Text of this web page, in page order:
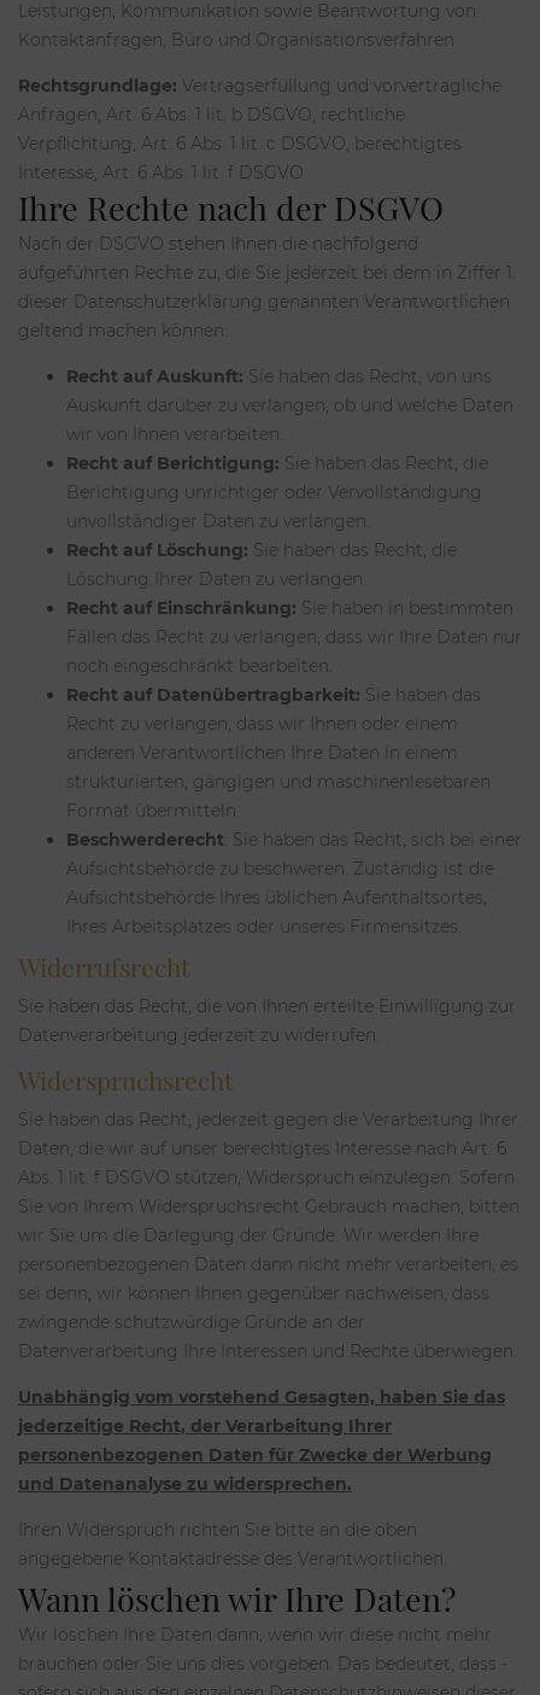
Leistungen, Kommunikation sowie Beantwortung von
Kontaktanfragen, Büro und Organisationsverfahren
Rechtsgrundlage: Vertragserfüllung und vorvertragliche
Anfragen, Art. 6 Abs. 1 lit. b DSGVO, rechtliche
Verpflichtung, Art. 6 Abs. 1 lit. c DSGVO, berechtigtes
Interesse, Art. 6 Abs. 1 lit. f DSGVO
Ihre Rechte nach der DSGVO
Nach der DSGVO stehen Ihnen die nachfolgend
aufgeführten Rechte zu, die Sie jederzeit bei dem in Ziffer 1.
dieser Datenschutzerklärung genannten Verantwortlichen
geltend machen können:
Recht auf Auskunft: Sie haben das Recht, von uns
Auskunft darüber zu verlangen, ob und welche Daten
wir von Ihnen verarbeiten.
Recht auf Berichtigung: Sie haben das Recht, die
Berichtigung unrichtiger oder Vervollständigung
unvollständiger Daten zu verlangen.
Recht auf Löschung: Sie haben das Recht, die
Löschung Ihrer Daten zu verlangen.
Recht auf Einschränkung: Sie haben in bestimmten
Fällen das Recht zu verlangen, dass wir Ihre Daten nur
noch eingeschränkt bearbeiten.
Recht auf Datenübertragbarkeit: Sie haben das
Recht zu verlangen, dass wir Ihnen oder einem
anderen Verantwortlichen Ihre Daten in einem
strukturierten, gängigen und maschinenlesebaren
Format übermitteln.
Beschwerderecht: Sie haben das Recht, sich bei einer
Aufsichtsbehörde zu beschweren. Zuständig ist die
Aufsichtsbehörde Ihres üblichen Aufenthaltsortes,
Ihres Arbeitsplatzes oder unseres Firmensitzes.
Widerrufsrecht
Sie haben das Recht, die von Ihnen erteilte Einwilligung zur
Datenverarbeitung jederzeit zu widerrufen.
Widerspruchsrecht
Sie haben das Recht, jederzeit gegen die Verarbeitung Ihrer
Daten, die wir auf unser berechtigtes Interesse nach Art. 6
Abs. 1 lit. f DSGVO stützen, Widerspruch einzulegen. Sofern
Sie von Ihrem Widerspruchsrecht Gebrauch machen, bitten
wir Sie um die Darlegung der Gründe. Wir werden Ihre
personenbezogenen Daten dann nicht mehr verarbeiten, es
sei denn, wir können Ihnen gegenüber nachweisen, dass
zwingende schutzwürdige Gründe an der
Datenverarbeitung Ihre Interessen und Rechte überwiegen.
Unabhängig vom vorstehend Gesagten, haben Sie das
jederzeitige Recht, der Verarbeitung Ihrer
personenbezogenen Daten für Zwecke der Werbung
und Datenanalyse zu widersprechen.
Ihren Widerspruch richten Sie bitte an die oben
angegebene Kontaktadresse des Verantwortlichen.
Wann löschen wir Ihre Daten?
Wir löschen Ihre Daten dann, wenn wir diese nicht mehr
brauchen oder Sie uns dies vorgeben. Das bedeutet, dass -